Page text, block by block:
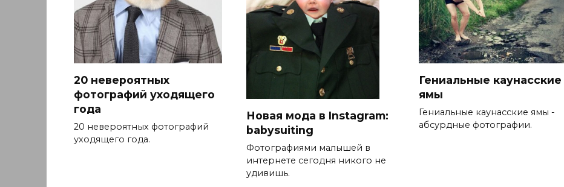
20 невероятных
фотографий уходящего
года
20 невероятных фотографий
уходящего года.
Новая мода в Instagram:
babysuiting
Фотографиями малышей в
интернете сегодня никого не
удивишь.
Гениальные каунасские
ямы
Гениальные каунасские ямы -
абсурдные фотографии.